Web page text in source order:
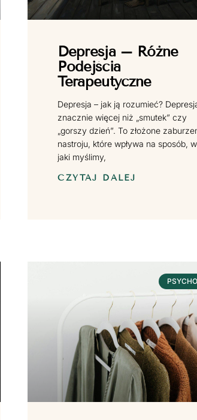
Depresja – Różne
Podejścia
Terapeutyczne
Depresja – jak ją rozumieć?
znacznie więcej niż „smutek” czy
„gorszy dzień”. To złożone
nastroju, które wpływa na sposób, w
jaki myślimy,
CZYTAJ DALEJ